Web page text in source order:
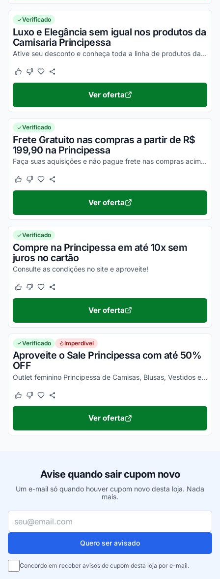
Verificado
Luxo e Elegância sem igual nos produtos da
Camisaria Principessa
Ative seu desconto e conheça toda a linha de produtos da Principessa!
Este cupom funcionou
Este cupom não funcionou
Ver oferta
Verificado
Frete Gratuito nas compras a partir de R$
199,90 na Principessa
Faça suas aquisições e não pague frete nas compras acima de R$ 199,90. Ative seu desconto e economize com essa oferta Principessa!
Este cupom funcionou
Este cupom não funcionou
Ver oferta
Verificado
Compre na Principessa em até 10x sem
juros no cartão
Consulte as condições no site e aproveite!
Este cupom funcionou
Este cupom não funcionou
Ver oferta
Verificado Imperdível
Aproveite o Sale Principessa com até 50%
OFF
Outlet feminino Principessa de Camisas, Blusas, Vestidos e muito mais até 50% de desconto. Corra e compre agora!
Este cupom funcionou
Este cupom não funcionou
Ver oferta
Avise quando sair cupom novo
Um e-mail só quando houver cupom novo desta loja. Nada
mais.
Seu e-mail
Quero ser avisado
Concordo em receber avisos de cupom desta loja por e-mail.